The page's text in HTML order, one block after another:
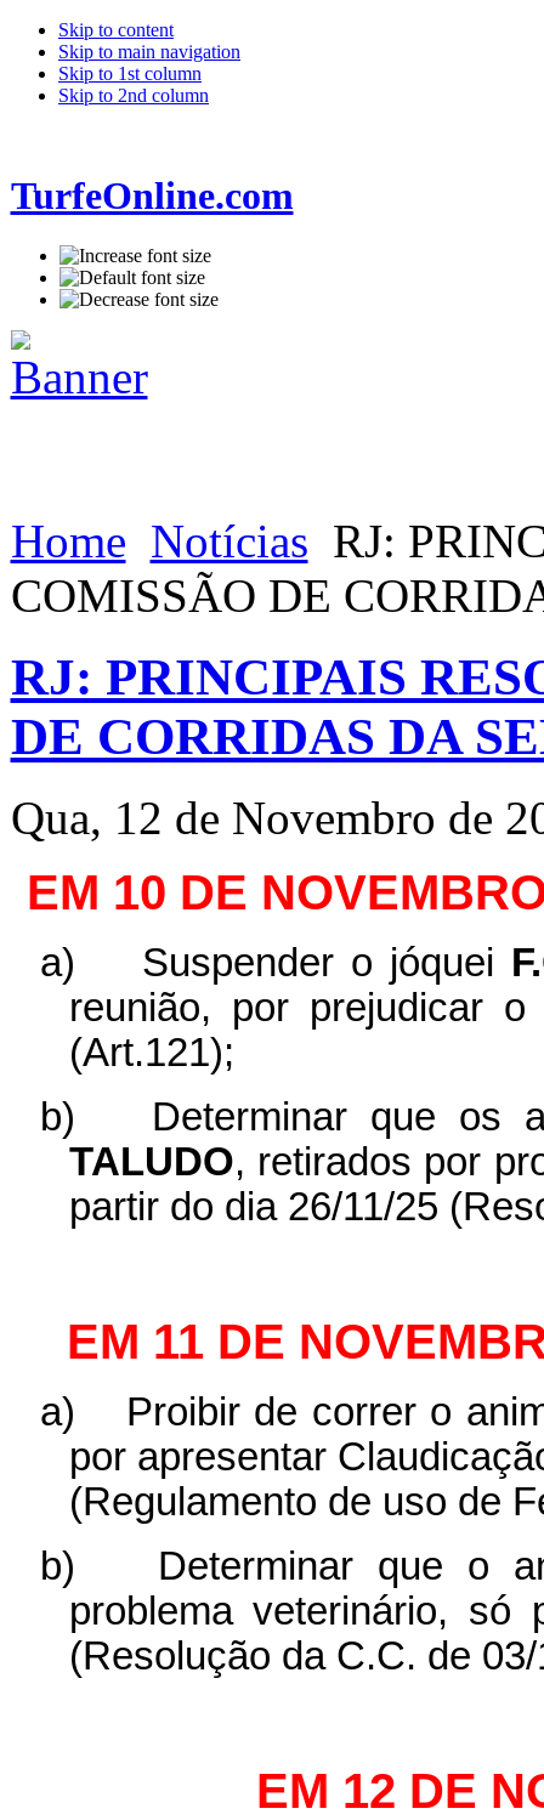
Skip to content
Skip to main navigation
Skip to 1st column
Skip to 2nd column
TurfeOnline.com
Home Notícias RJ:
COMISSÃO DE
RJ: PRINCIPAIS
DE CORRIDAS DA
Qua, 12 de Novembro de
EM 10 DE
a) Suspender o jóquei
reunião, por prejudicar
(Art.121);
b)
Determinar que os
TALUDO, retirados por
partir do dia 26/11/25
EM 11 DE
a)
Proibir de correr o
por apresentar
(Regulamento de uso de
b)
Determinar que o
problema veterinário,
(Resolução da C.C. de
EM 12 DE